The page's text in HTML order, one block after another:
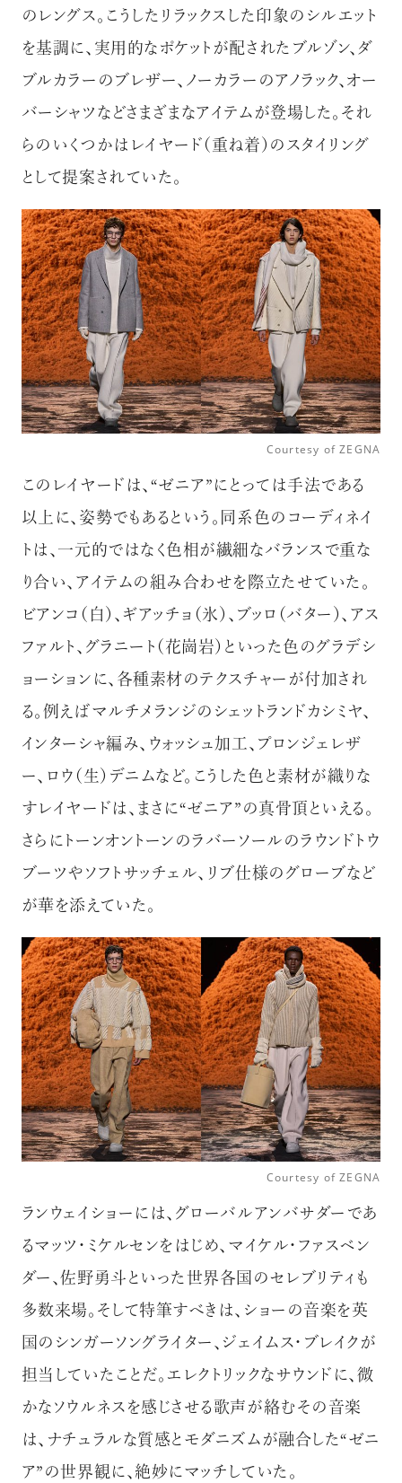
のレングス。こうしたリラックスした印象のシルエット
を基調に、実用的なポケットが配されたブルゾン、ダ
ブルカラーのブレザー、ノーカラーのアノラック、オー
バーシャツなどさまざまなアイテムが登場した。それ
らのいくつかはレイヤード（重ね着）のスタイリング
として提案されていた。
Courtesy of ZEGNA
このレイヤードは、 “ゼニア”にとっては手法である
以上に、姿勢でもあるという。同系色のコーディネイ
トは、一元的ではなく色相が繊細なバランスで重な
り合い、アイテムの組み合わせを際立たせていた。
ビアンコ（白）、ギアッチョ（氷）、ブッロ（バター）、アス
ファルト、グラニート（花崗岩）といった色のグラデシ
ョーションに、各種素材のテクスチャーが付加され
る。例えばマルチメランジのシェットランドカシミヤ、
インターシャ編み、ウォッシュ加工、プロンジェレザ
ー、ロウ（生）デニムなど。こうした色と素材が織りな
すレイヤードは、まさに“ゼニア”の真骨頂といえる。
さらにトーンオントーンのラバーソールのラウンドトウ
ブーツやソフトサッチェル、リブ仕様のグローブなど
が華を添えていた。
Courtesy of ZEGNA
ランウェイショーには、グローバルアンバサダーであ
るマッツ・ミケルセンをはじめ、マイケル・ファスベン
ダー、佐野勇斗といった世界各国のセレブリティも
多数来場。そして特筆すべきは、ショーの音楽を英
国のシンガーソングライター、ジェイムス・ブレイクが
担当していたことだ。エレクトリックなサウンドに、微
かなソウルネスを感じさせる歌声が絡むその音楽
は、ナチュラルな質感とモダニズムが融合した“ゼニ
ア”の世界観に、絶妙にマッチしていた。